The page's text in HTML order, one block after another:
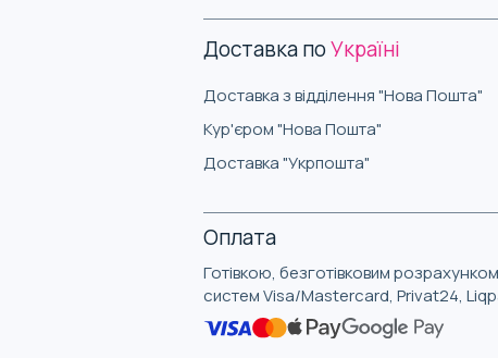
Доставка поУкраїні
Доставка з відділення "Нова Пошта"
Кур'єром "Нова Пошта"
Доставка "Укрпошта"
Оплата
Готівкою, безготівковим
систем Visa/Mastercard, Privat24,